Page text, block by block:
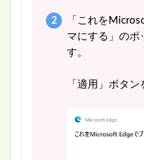
「これを
マにする」のポ
す。
「適用」ボタン